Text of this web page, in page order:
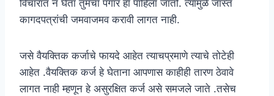
विचारात न घेता तुमचा पगार हा पाहिला जातो. त्यामुळे जास्त
कागदपत्रांची जमवाजमव करावी लागत नाही.
जसे वैयक्तिक कर्जाचे फायदे आहेत त्याचप्रमाणे त्याचे तोटेही
आहेत .वैयक्तिक कर्ज हे घेताना आपणास काहीही तारण ठेवावे
लागत नाही म्हणून हे असुरक्षित कर्ज असे समजले जाते .तसेच